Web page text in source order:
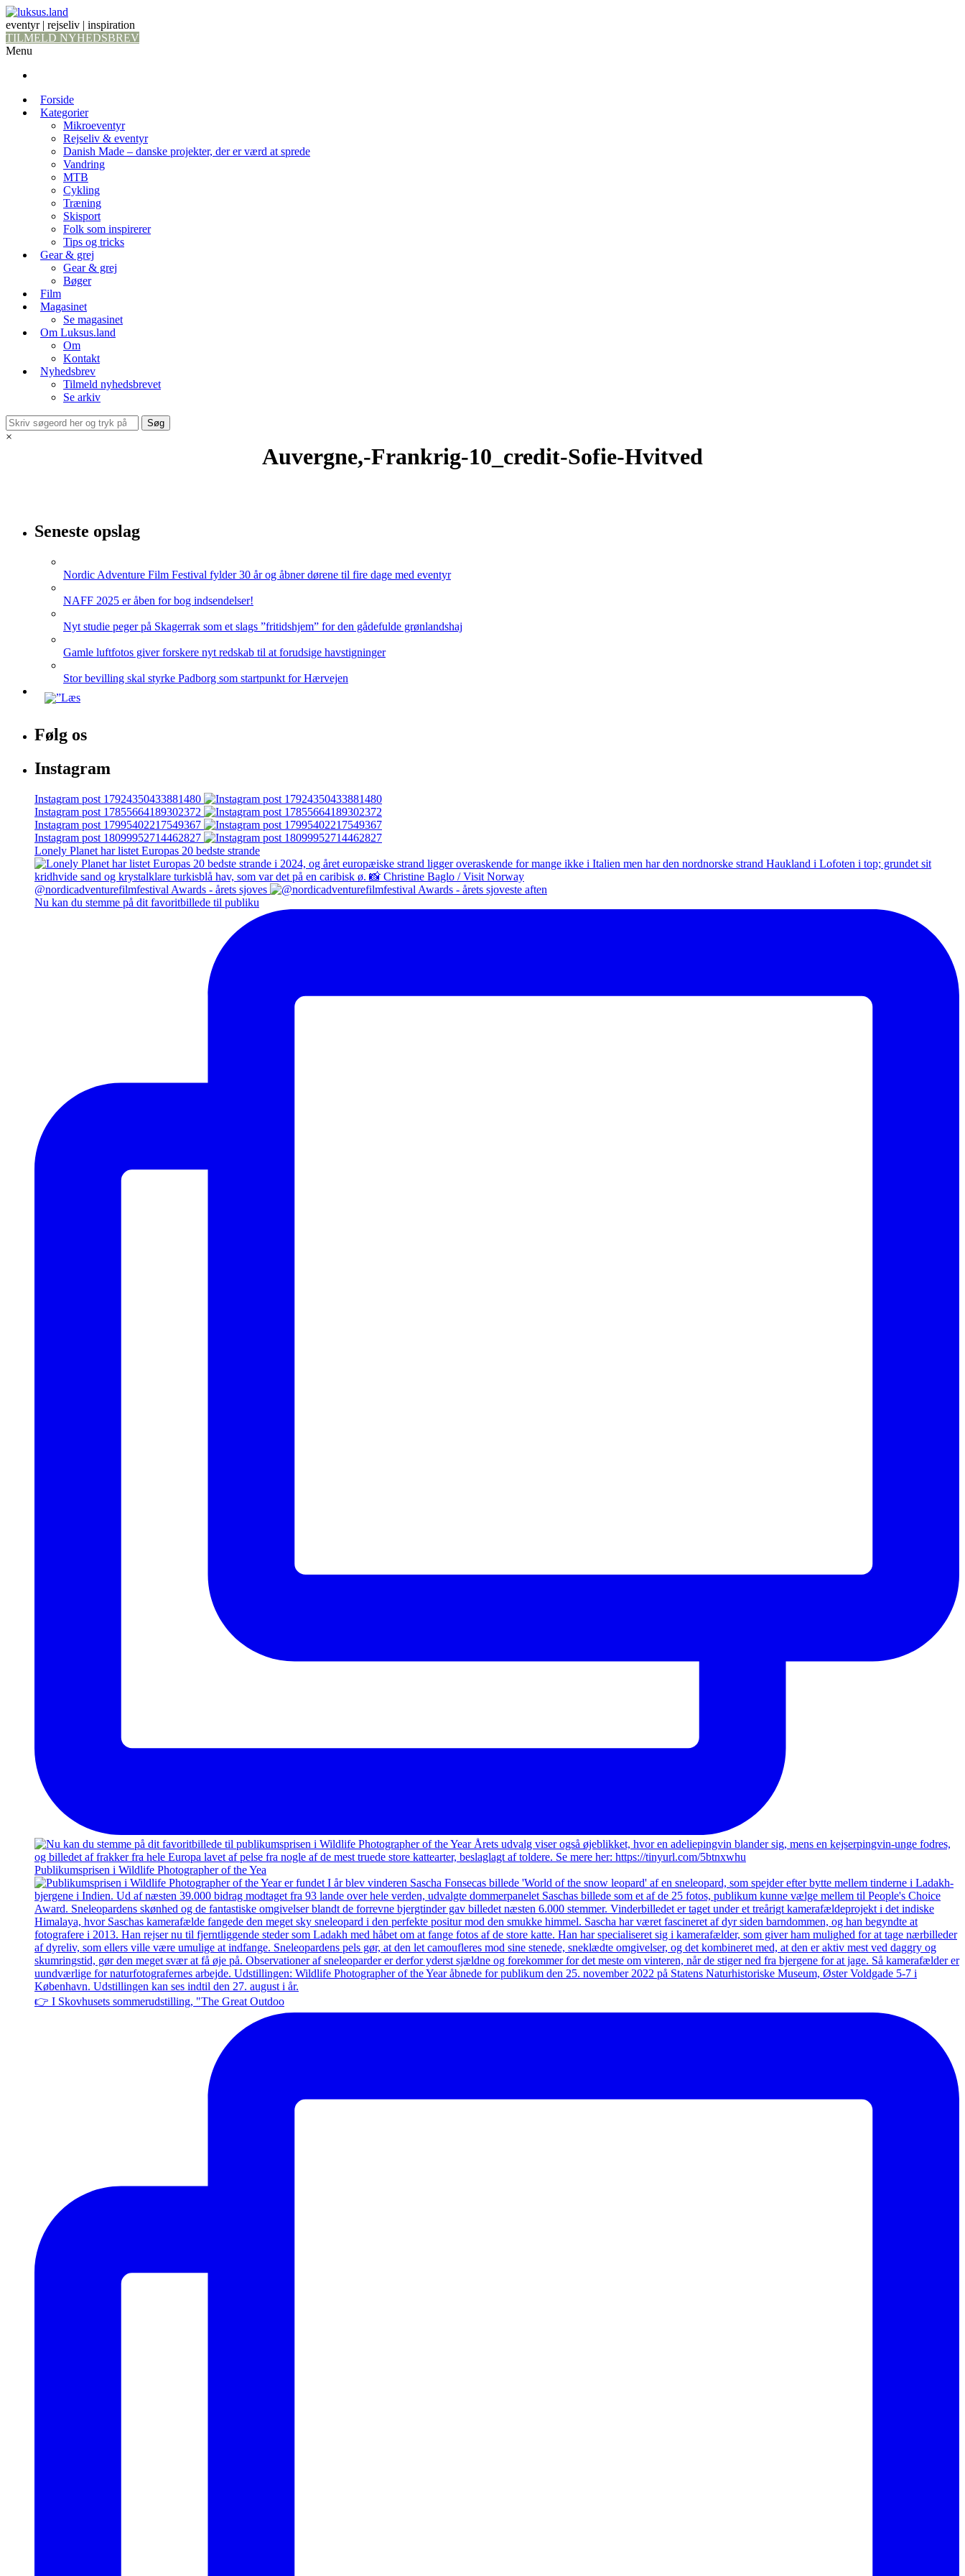
eventyr | rejseliv | inspiration
TILMELD NYHEDSBREV
Menu
Forside
Kategorier
Mikroeventyr
Rejseliv & eventyr
Danish Made – danske projekter, der er værd at sprede
Vandring
MTB
Cykling
Træning
Skisport
Folk som inspirerer
Tips og tricks
Gear & grej
Gear & grej
Bøger
Film
Magasinet
Se magasinet
Om Luksus.land
Om
Kontakt
Nyhedsbrev
Tilmeld nyhedsbrevet
Se arkiv
×
Auvergne,-Frankrig-10_credit-Sofie-Hvitved
Seneste opslag
Nordic Adventure Film Festival fylder 30 år og åbner dørene til fire dage med eventyr
NAFF 2025 er åben for bog indsendelser!
Nyt studie peger på Skagerrak som et slags ”fritidshjem” for den gådefulde grønlandshaj
Gamle luftfotos giver forskere nyt redskab til at forudsige havstigninger
Stor bevilling skal styrke Padborg som startpunkt for Hærvejen
Følg os
Instagram
Instagram post 17924350433881480
Instagram post 17855664189302372
Instagram post 17995402217549367
Instagram post 18099952714462827
Lonely Planet har listet Europas 20 bedste strande
@nordicadventurefilmfestival Awards - årets sjoves
Nu kan du stemme på dit favoritbillede til publiku
Publikumsprisen i Wildlife Photographer of the Yea
👉 I Skovhusets sommerudstilling, "The Great Outdoo